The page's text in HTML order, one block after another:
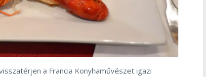
a Francia Konyhaművészet igazi